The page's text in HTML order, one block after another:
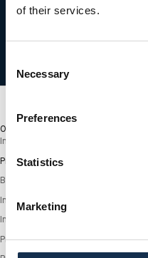
of their services.
Selection
Necessary
Preferences
Statistics
Marketing
Accessori
Ordina
In primo piano
Più rilevanti
Best seller
In ordine alfabetico, A-Z
In ordine alfabetico, Z-A
Prezzo crescente